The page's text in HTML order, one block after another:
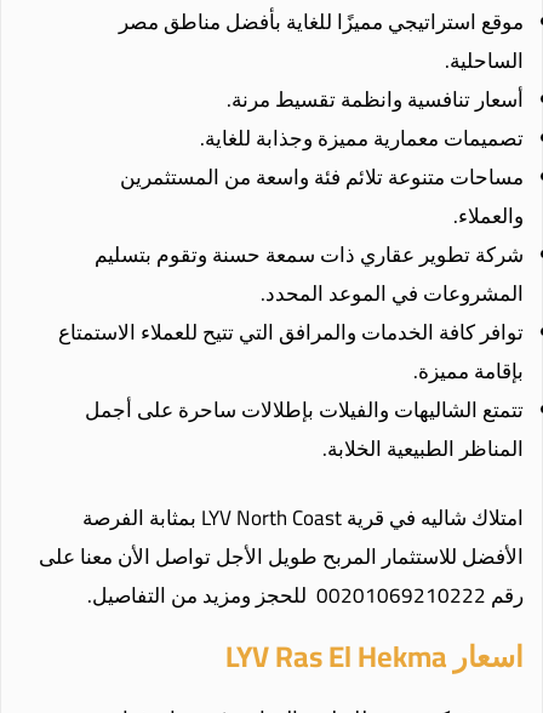
موقع استراتيجي مميزًا للغاية بأفضل مناطق مصر
الساحلية.
أسعار تنافسية وانظمة تقسيط مرنة.
تصميمات معمارية مميزة وجذابة للغاية.
مساحات متنوعة تلائم فئة واسعة من المستثمرين
والعملاء.
شركة تطوير عقاري ذات سمعة حسنة وتقوم بتسليم
المشروعات في الموعد المحدد.
توافر كافة الخدمات والمرافق التي تتيح للعملاء الاستمتاع
بإقامة مميزة.
تتمتع الشاليهات والفيلات بإطلالات ساحرة على أجمل
المناظر الطبيعية الخلابة.
امتلاك شاليه في قرية LYV North Coast بمثابة الفرصة
الأفضل للاستثمار المربح طويل الأجل تواصل الأن معنا على
رقم 00201069210222 للحجز ومزيد من التفاصيل.
اسعار LYV Ras El Hekma